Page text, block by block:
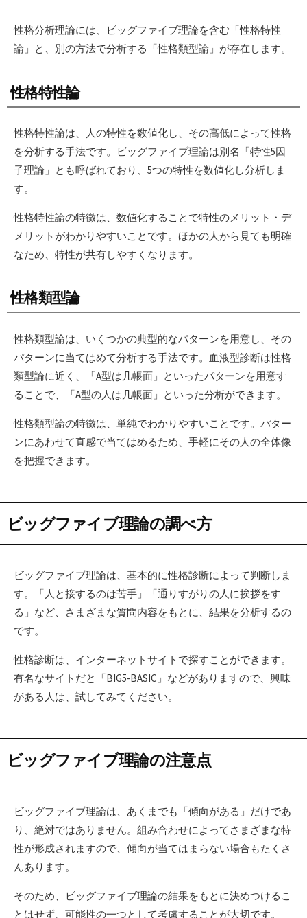
性格分析理論には、ビッグファイブ理論を含む「性格特性
論」と、別の方法で分析する「性格類型論」が存在します。
性格特性論
性格特性論は、人の特性を数値化し、その高低によって性格
を分析する手法です。ビッグファイブ理論は別名「特性5因
子理論」とも呼ばれており、5つの特性を数値化し分析しま
す。
性格特性論の特徴は、数値化することで特性のメリット・デ
メリットがわかりやすいことです。ほかの人から見ても明確
なため、特性が共有しやすくなります。
性格類型論
性格類型論は、いくつかの典型的なパターンを用意し、その
パターンに当てはめて分析する手法です。血液型診断は性格
類型論に近く、「A型は几帳面」といったパターンを用意す
ることで、「A型の人は几帳面」といった分析ができます。
性格類型論の特徴は、単純でわかりやすいことです。パター
ンにあわせて直感で当てはめるため、手軽にその人の全体像
を把握できます。
ビッグファイブ理論の調べ方
ビッグファイブ理論は、基本的に性格診断によって判断しま
す。「人と接するのは苦手」「通りすがりの人に挨拶をす
る」など、さまざまな質問内容をもとに、結果を分析するの
です。
性格診断は、インターネットサイトで探すことができます。
有名なサイトだと「BIG5-BASIC」などがありますので、興味
がある人は、試してみてください。
ビッグファイブ理論の注意点
ビッグファイブ理論は、あくまでも「傾向がある」だけであ
り、絶対ではありません。組み合わせによってさまざまな特
性が形成されますので、傾向が当てはまらない場合もたくさ
んあります。
そのため、ビッグファイブ理論の結果をもとに決めつけるこ
とはせず、可能性の一つとして考慮することが大切です。